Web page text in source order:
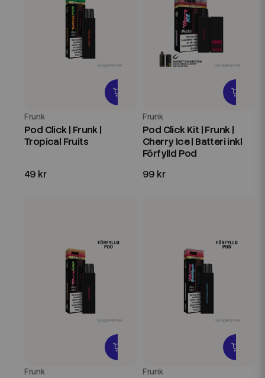
Frunk
Pod Click | Frunk |
Tropical Fruits
49 kr
Frunk
Pod Click Kit | Frunk |
Cherry Ice | Batteri inkl
Förfylld Pod
99 kr
Frunk Frunk